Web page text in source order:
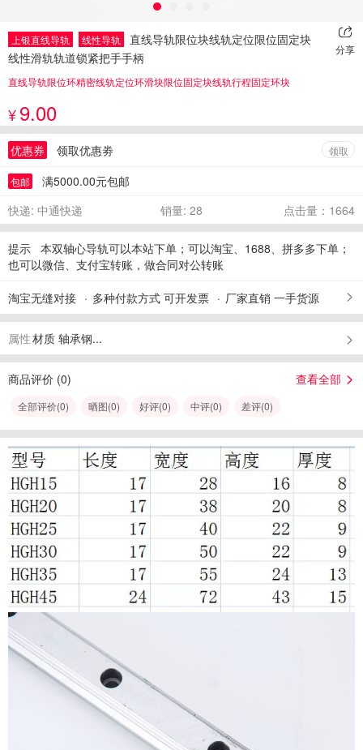
上银直线导轨 线性导轨
直线导轨限位块线轨定位限位固定块
线性滑轨轨道锁紧把手手柄
分享
直线导轨限位环精密线轨定位环滑块限位固定块线轨行程固定环块
¥9.00
优惠券 领取优惠劵 领取
包邮
满5000.00元包邮
快递: 中通快递
销量: 28 点击量：1664
提示 本双轴心导轨可以本站下单；可以淘宝、1688、拼多多下单；
也可以微信、支付宝转账，做合同对公转账
淘宝无缝对接 多种付款方式 可开发票 厂家直销 一手货源
属性材质 轴承钢...
商品评价 (0) 查看全部
全部评价(0) 晒图(0) 好评(0) 中评(0) 差评(0)